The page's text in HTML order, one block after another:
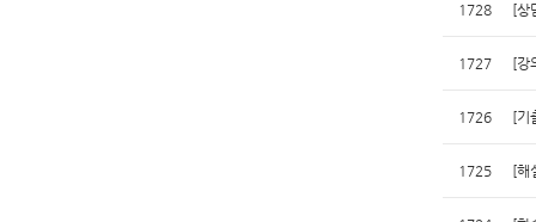
1728 [상
1727 [강
1726 [기
1725 [해